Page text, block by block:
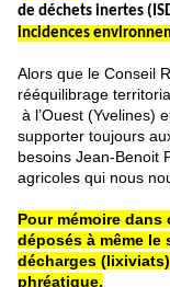
de déchets inertes
incidences
Alors que le Conseil
rééquilibrage
à l’Ouest (Yvelines)
supporter toujours
besoins Jean-Benoit
agricoles qui nous
Pour mémoire
déposés à même
décharges
phréatique.